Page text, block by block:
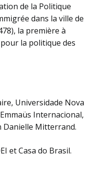
de la Politique
dans la ville de
la première à
la politique des
Universidade Nova
Internacional,
Danielle Mitterrand.
et Casa do Brasil.